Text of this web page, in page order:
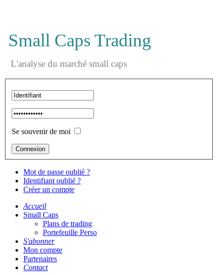
Small Caps Trading
L'analyse du marché small caps
Se souvenir de moi
Mot de passe oublié ?
Identifiant oublié ?
Créer un compte
Accueil
Small Caps
Plans de trading
Portefeuille Perso
S'abonner
Mon compte
Partenaires
Contact